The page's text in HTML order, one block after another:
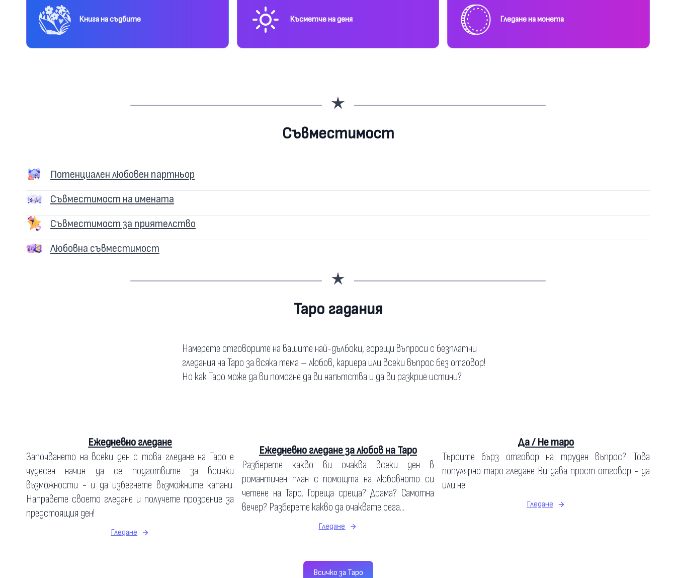
Книга на съдбите Късметче на деня Гледане на монета
Съвместимост
Потенциален любовен партньор
Съвместимост на имената
Съвместимост за приятелство
Любовна съвместимост
Таро гадания
Намерете отговорите на вашите най-дълбоки, горещи въпроси с безплатни
гледания на Таро за всяка тема – любов, кариера или всеки въпрос без отговор!
Но как Таро може да ви помогне да ви напътства и да ви разкрие истини?
Ежедневно гледане
Започването на всеки ден с това гледане на Таро е
чудесен начин да се подготвите за всички
възможности - и да избегнете възможните капани.
Направете своето гледане и получете прозрение за
предстоящия ден!
Гледане
Ежедневно гледане за любов на Таро
Разберете какво ви очаква всеки ден в
романтичен план с помощта на любовното си
четене на Таро. Гореща среща? Драма? Самотна
вечер? Разберете какво да очаквате сега...
Гледане
Да / Не таро
Търсите бърз отговор на труден въпрос? Това
популярно таро гледане Ви дава прост отговор - да
или не.
Гледане
Всичко за Таро